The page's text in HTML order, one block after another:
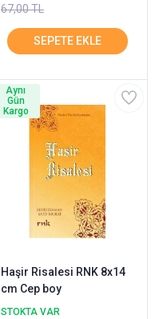
67,00 TL
Haşir Risalesi RNK 8x14
cm Cep boy
STOKTA VAR
Aynı
Gün
Kargo